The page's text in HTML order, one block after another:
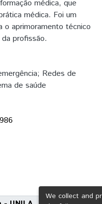
médica, que
médica. Foi um
o aprimoramento técnico
profissão.
Redes de
de saúde
We collect and